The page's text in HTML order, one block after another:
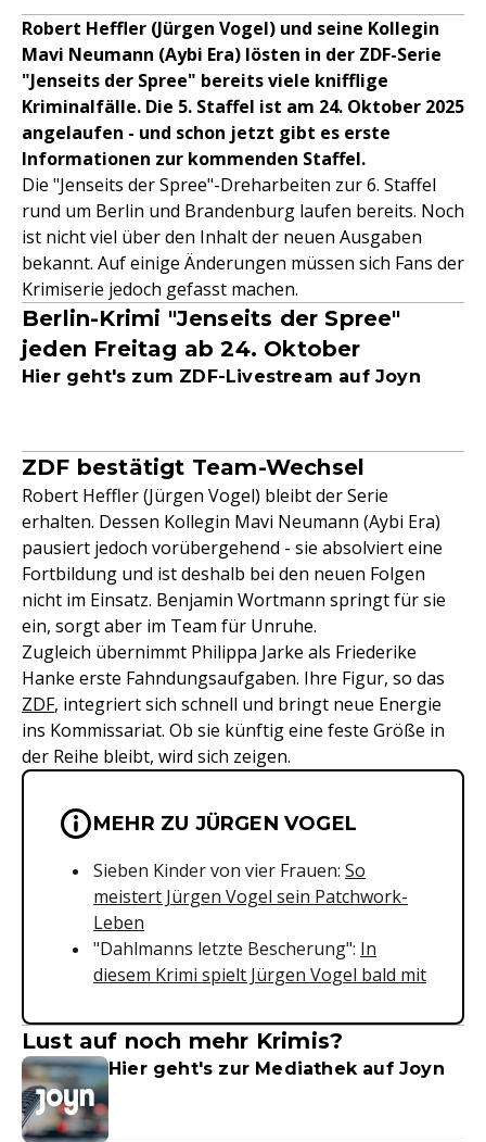
Robert Heffler (Jürgen Vogel) und seine Kollegin
Mavi Neumann (Aybi Era) lösten in der ZDF-Serie
"Jenseits der Spree" bereits viele knifflige
Kriminalfälle. Die 5. Staffel ist am 24. Oktober 2025
angelaufen - und schon jetzt gibt es erste
Informationen zur kommenden Staffel.
Die "Jenseits der Spree"-Dreharbeiten zur 6. Staffel
rund um Berlin und Brandenburg laufen bereits. Noch
ist nicht viel über den Inhalt der neuen Ausgaben
bekannt. Auf einige Änderungen müssen sich Fans der
Krimiserie jedoch gefasst machen.
Berlin-Krimi "Jenseits der Spree"
jeden Freitag ab 24. Oktober
Hier geht's zum ZDF-Livestream auf Joyn
ZDF bestätigt Team-Wechsel
Robert Heffler (Jürgen Vogel) bleibt der Serie
erhalten. Dessen Kollegin Mavi Neumann (Aybi Era)
pausiert jedoch vorübergehend - sie absolviert eine
Fortbildung und ist deshalb bei den neuen Folgen
nicht im Einsatz. Benjamin Wortmann springt für sie
ein, sorgt aber im Team für Unruhe.
Zugleich übernimmt Philippa Jarke als Friederike
Hanke erste Fahndungsaufgaben. Ihre Figur, so das
ZDF, integriert sich schnell und bringt neue Energie
ins Kommissariat. Ob sie künftig eine feste Größe in
der Reihe bleibt, wird sich zeigen.
Wichtige Hinweise &
MEHR ZU JÜRGEN VOGEL
Sieben Kinder von vier Frauen: So
meistert Jürgen Vogel sein Patchwork-
Leben
"Dahlmanns letzte Bescherung": In
diesem Krimi spielt Jürgen Vogel bald mit
Lust auf noch mehr Krimis?
Hier geht's zur Mediathek auf Joyn